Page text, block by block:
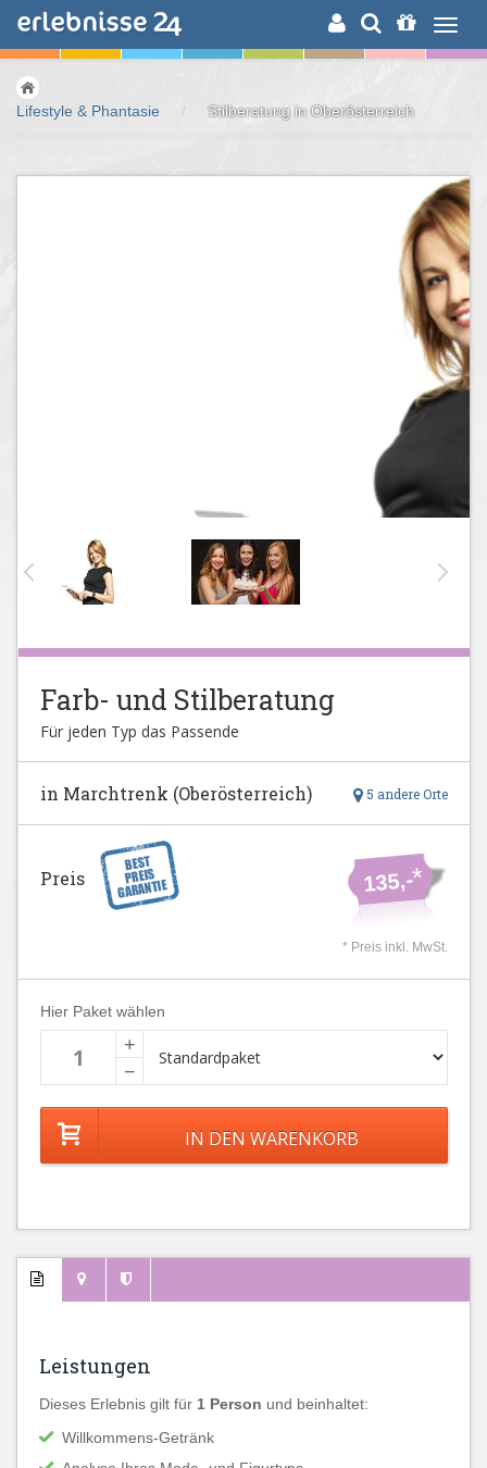
ERLEBNISSUCHE
Lifestyle & Phantasie / Stilberatung in Oberösterreich
Farb- und Stilberatung
Für jeden Typ das Passende
5 andere Orte
in Marchtrenk (Oberösterreich)
135,-*
Preis
* Preis inkl. MwSt.
Hier Paket wählen
+
−
Leistungen
Dieses Erlebnis gilt für 1 Person und beinhaltet:
Willkommens-Getränk